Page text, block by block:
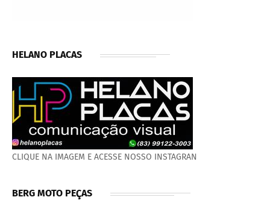
HELANO PLACAS
CLIQUE NA IMAGEM E ACESSE NOSSO INSTAGRAN
BERG MOTO PEÇAS